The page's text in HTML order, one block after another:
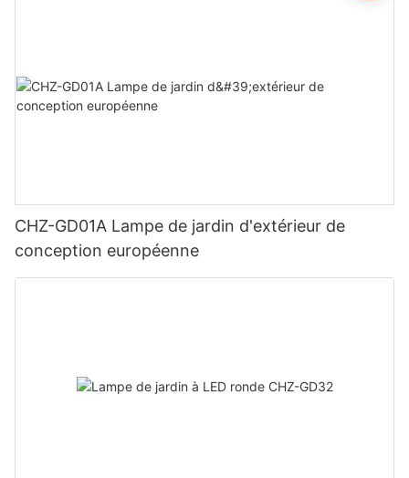
CHZ-GD01A Lampe de jardin d'extérieur de
conception européenne